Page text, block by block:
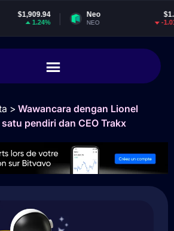
Neo
NEO
> Wawancara dengan Lionel
pendiri dan CEO Trakx